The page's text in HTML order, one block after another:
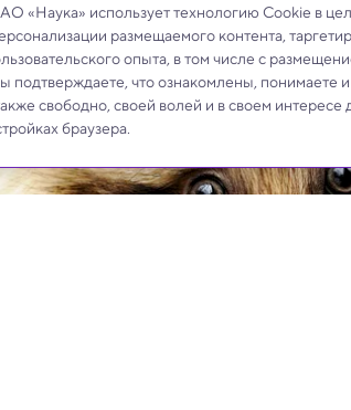
«Наука» использует технологию Cookie в
размещаемого контента,
опыта, в том числе с
подтверждаете, что ознакомлены, понимаете
свободно, своей волей и в своем интересе
браузера.